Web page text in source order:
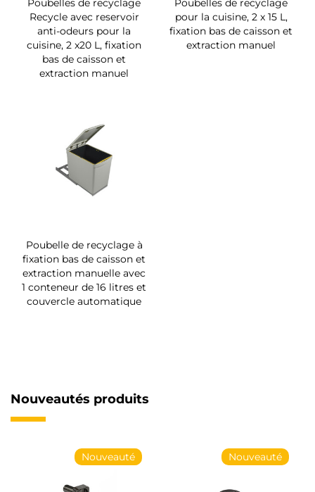
Poubelles de recyclage
Recycle avec reservoir
anti-odeurs pour la
cuisine, 2 x20 L, fixation
bas de caisson et
extraction manuel
Poubelles de recyclage
pour la cuisine, 2 x 15 L,
fixation bas de caisson et
extraction manuel
Poubelle de recyclage à
fixation bas de caisson et
extraction manuelle avec
1 conteneur de 16 litres et
couvercle automatique
Nouveautés produits
Nouveauté Nouveauté